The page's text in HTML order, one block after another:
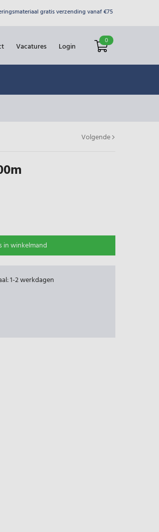
gratis verzending vanaf €75
0
Login
Vacatures
Volgende
in winkelmand
1-2 werkdagen